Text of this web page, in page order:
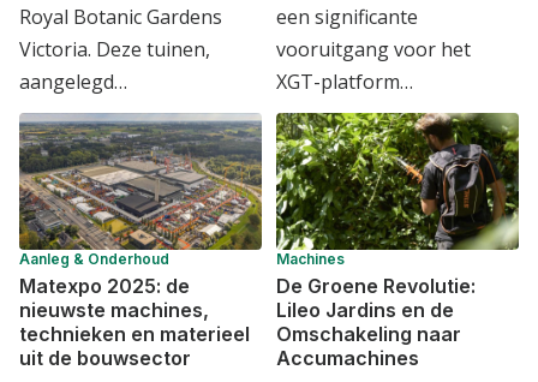
Royal Botanic Gardens
Victoria. Deze tuinen,
aangelegd…
een significante
vooruitgang voor het
XGT-platform…
Aanleg & Onderhoud
Matexpo 2025: de
nieuwste machines,
technieken en materieel
uit de bouwsector
Machines
De Groene Revolutie:
Lileo Jardins en de
Omschakeling naar
Accumachines